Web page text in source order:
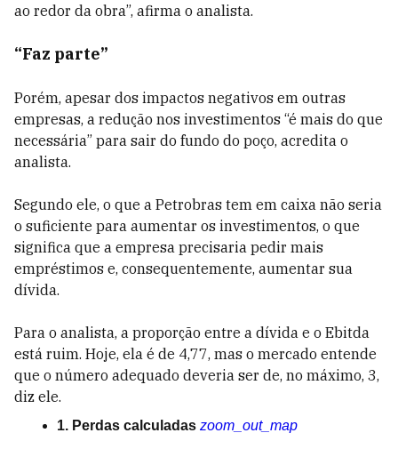
ao redor da obra”, afirma o analista.
“Faz parte”
Porém, apesar dos impactos negativos em outras
empresas, a redução nos investimentos “é mais do que
necessária” para sair do fundo do poço, acredita o
analista.
Segundo ele, o que a Petrobras tem em caixa não seria
o suficiente para aumentar os investimentos, o que
significa que a empresa precisaria pedir mais
empréstimos e, consequentemente, aumentar sua
dívida.
Para o analista, a proporção entre a dívida e o Ebitda
está ruim. Hoje, ela é de 4,77, mas o mercado entende
que o número adequado deveria ser de, no máximo, 3,
diz ele.
1. Perdas calculadas zoom_out_map